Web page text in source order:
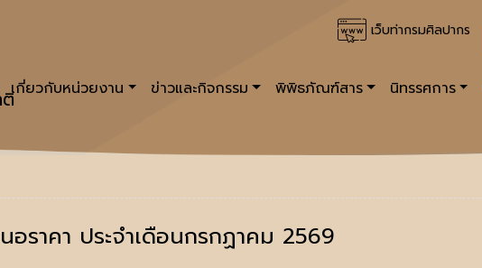
เว็บท่ากรมศิลปากร
เกี่ยวกับหน่วยงาน ข่าวและกิจกรรม พิพิธภัณฑ์สาร นิทรรศการ
อราคา ประจำเดือนกรกฏาคม 2569